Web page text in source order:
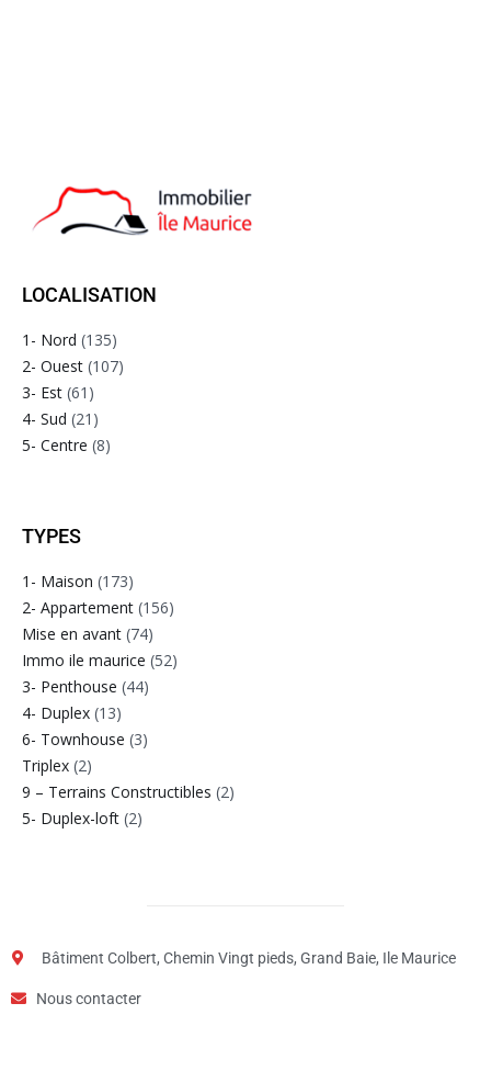
LOCALISATION
1- Nord (135)
2- Ouest (107)
3- Est (61)
4- Sud (21)
5- Centre (8)
TYPES
1- Maison (173)
2- Appartement (156)
Mise en avant (74)
Immo ile maurice (52)
3- Penthouse (44)
4- Duplex (13)
6- Townhouse (3)
Triplex (2)
9 – Terrains Constructibles (2)
5- Duplex-loft (2)
Bâtiment Colbert, Chemin Vingt pieds, Grand Baie, Ile Maurice
Nous contacter